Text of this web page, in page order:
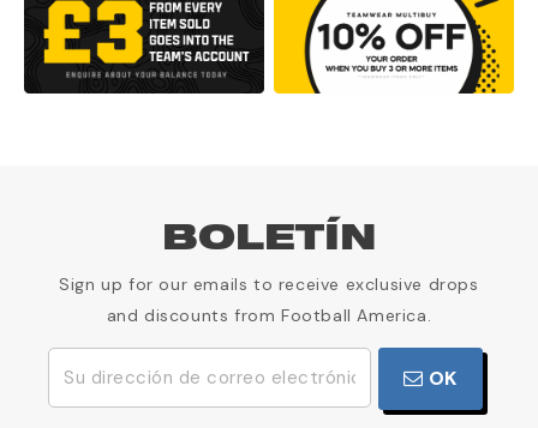
BOLETÍN
Sign up for our emails to receive exclusive drops
and discounts from Football America.
OK